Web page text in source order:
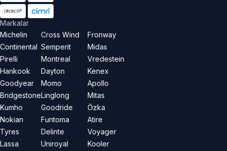
Markalar
Michelin
Continental
Pirelli
Hankook
Goodyear
Bridgestone
Kumho
Nokian
Tyres
Lassa
Cross Wind
Semperit
Montreal
Dayton
Momo
Linglong
Goodride
Funtoma
Delinte
Uniroyal
Fronway
Midas
Vredestein
Kenex
Apollo
Mitas
Özka
Atire
Voyager
Kooler